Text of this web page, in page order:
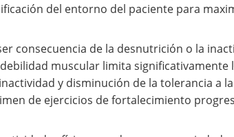
del entorno del paciente para
consecuencia de la desnutrición o la
muscular limita significativamente
y disminución de la tolerancia a
de ejercicios de fortalecimiento